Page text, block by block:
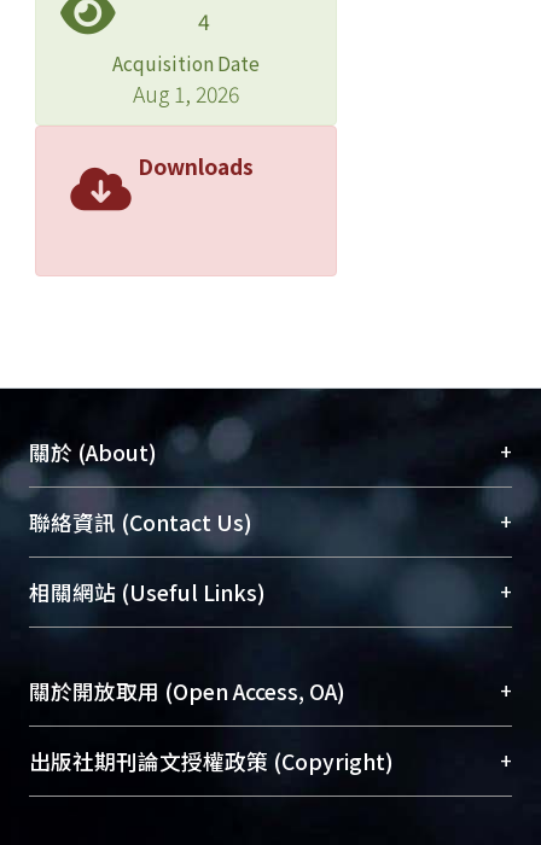
4
Acquisition Date
Aug 1, 2026
Downloads
關於 (About) +
臺大位居世界頂尖大學之列，為永久珍藏及向國際
展現本校豐碩的研究成果及學術能量，圖書館整合
機構典藏（NTUR）與學術庫（AH）不同功能平
台，成為臺大學術典藏NTU scholars。期能整合研
究能量、促進交流合作、保存學術產出、推廣研究
成果。
To permanently archive and promote researcher
profiles and scholarly works, Library integrates the
services of “NTU Repository” with “Academic
聯絡資訊 (Contact Us) +
總館學科館員(Main Library)
醫學圖書館學科館員(Medical Library)
(Social
Sciences Library)
相關網站 (Useful Links) +
關於開放取用 (Open Access, OA) +
開放取用是從使用者角度提升資訊取用性的社會運
動，應用在學術研究上是透過將研究著作公開供使
出版社期刊論文授權政策 (Copyright) +